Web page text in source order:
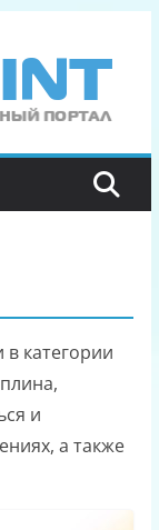
категории
и
а также